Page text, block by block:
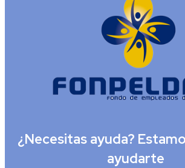
¿Necesitas ayuda?
ayudarte